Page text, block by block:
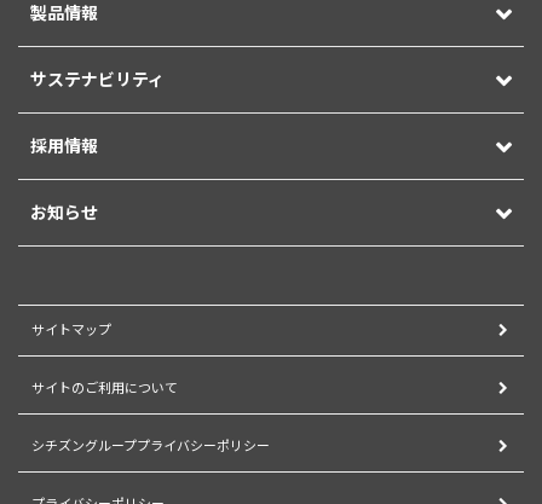
製品情報
サステナビリティ
採用情報
お知らせ
サイトマップ
サイトのご利用について
シチズングループプライバシーポリシー